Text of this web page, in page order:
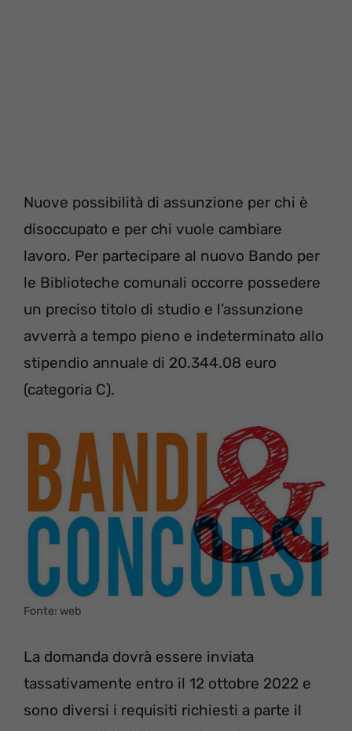
Nuove possibilità di assunzione per chi è
disoccupato e per chi vuole cambiare
lavoro. Per partecipare al nuovo Bando per
le Biblioteche comunali occorre possedere
un preciso titolo di studio e l’assunzione
avverrà a tempo pieno e indeterminato allo
stipendio annuale di 20.344.08 euro
(categoria C).
Fonte: web
La domanda dovrà essere inviata
tassativamente entro il 12 ottobre 2022 e
sono diversi i requisiti richiesti a parte il